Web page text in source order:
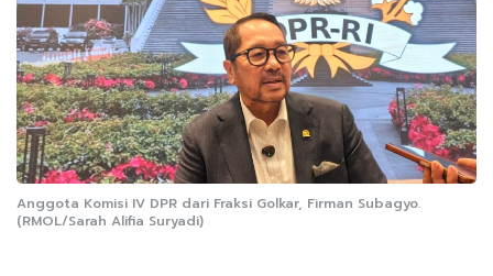
Anggota Komisi IV DPR dari Fraksi Golkar, Firman Subagyo.
(RMOL/Sarah Alifia Suryadi)